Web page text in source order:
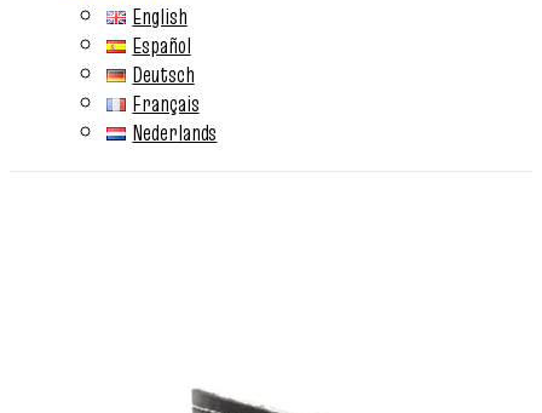
English
Español
Deutsch
Français
Nederlands